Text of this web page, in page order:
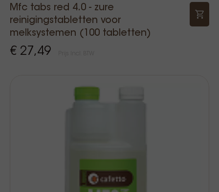
Mfc tabs red 4.0 - zure
reinigingstabletten voor
melksystemen (100 tabletten)
€ 27,49